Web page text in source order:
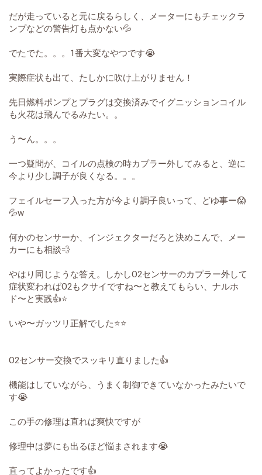
だが走っていると元に戻るらしく、メーターにもチェックラ
ンプなどの警告灯も点かない💦
でたでた。。。1番大変なやつです😭
実際症状も出て、たしかに吹け上がりません！
先日燃料ポンプとプラグは交換済みでイグニッションコイル
も火花は飛んでるみたい。。
う〜ん。。。
一つ疑問が、コイルの点検の時カプラー外してみると、逆に
今より少し調子が良くなる。。。
フェイルセーフ入った方が今より調子良いって、どゆ事ー😱
💦w
何かのセンサーか、インジェクターだろと決めこんで、メー
カーにも相談💨
やはり同じような答え。しかしO2センサーのカプラー外して
症状変わればO2もクサイですね〜と教えてもらい、ナルホ
ド〜と実践👍⭐️
いや〜ガッツリ正解でした⭐️⭐️
O2センサー交換でスッキリ直りました👍
機能はしていながら、うまく制御できていなかったみたいで
す😭
この手の修理は直れば爽快ですが
修理中は夢にも出るほど悩まされます😭
直ってよかったです👍